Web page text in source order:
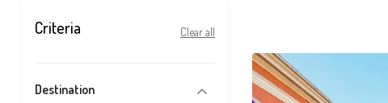
Criteria Clear all
Destination